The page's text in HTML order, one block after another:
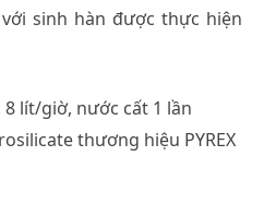
sinh hàn được thực hiện
lít/giờ, nước cất 1 lần
thương hiệu PYREX